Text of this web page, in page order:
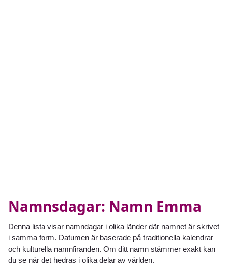
Namnsdagar: Namn Emma
Denna lista visar namndagar i olika länder där namnet är skrivet
i samma form. Datumen är baserade på traditionella kalendrar
och kulturella namnfiranden. Om ditt namn stämmer exakt kan
du se när det hedras i olika delar av världen.